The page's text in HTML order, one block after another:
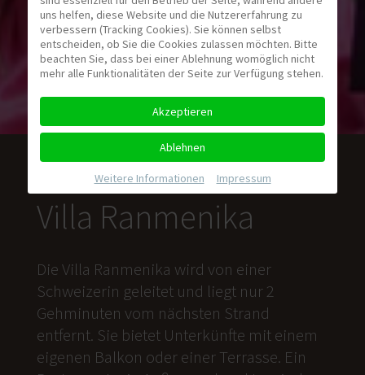
Villa Ranmenika
Die Villa Ranmenika wird von einer
Schweizerin geleitet und liegt nur 2
Gehminuten vom nächsten Strand
entfernt. Sie bietet Unterkünfte mit einem
eigenen Balkon oder einer Terrasse. Ein
uns helfen, diese Website und die Nutzererfahrung zu
verbessern (Tracking Cookies). Sie können selbst
entscheiden, ob Sie die Cookies zulassen möchten. Bitte
beachten Sie, dass bei einer Ablehnung womöglich nicht
mehr alle Funktionalitäten der Seite zur Verfügung stehen.
Akzeptieren
Ablehnen
Weitere Informationen Impressum